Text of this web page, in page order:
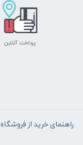
پرداخت آنلاین
راهنمای خرید از فروشگاه